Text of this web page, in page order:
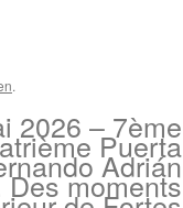
.
2026 – 7ème
Puerta
Adrián
moments